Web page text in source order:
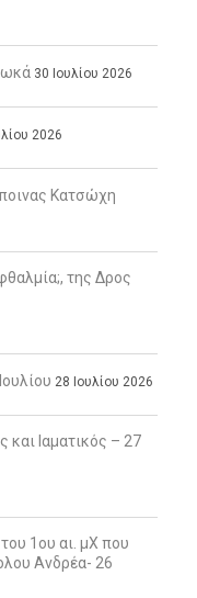
30 Ιουλίου 2026
2026
Κατσώχη
της Δρος
28 Ιουλίου 2026
Ιαματικός – 27
1ου αι. μΧ που
Ανδρέα- 26